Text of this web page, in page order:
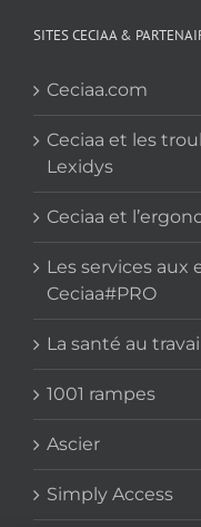
SITES CECIAA &
Ceciaa.com
Ceciaa et les
Lexidys
Ceciaa et
Les services aux
Ceciaa#PRO
La santé au
1001 rampes
Ascier
Simply Access